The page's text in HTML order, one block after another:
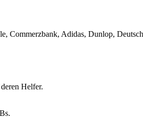
Commerzbank, Adidas, Dunlop,
Helfer.